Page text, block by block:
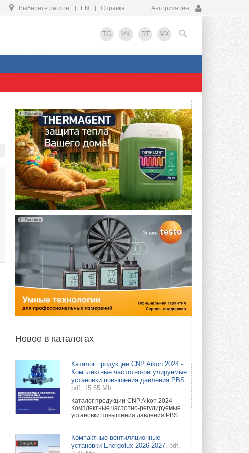
Выберите регион EN Справка Авторизация
TG VK RT MX
EN
Реклама
Реклама
Новое в каталогах
Каталог продукции CNP Aikon 2024 -
Комплектные частотно-регулируемые
установки повышения давления PBS.
pdf, 15.55 Mb
Каталог продукции CNP Aikon 2024 -
Комплектные частотно-регулируемые
установки повышения давления PBS
Компактные вентиляционные
установки Energolux 2026-2027. pdf,